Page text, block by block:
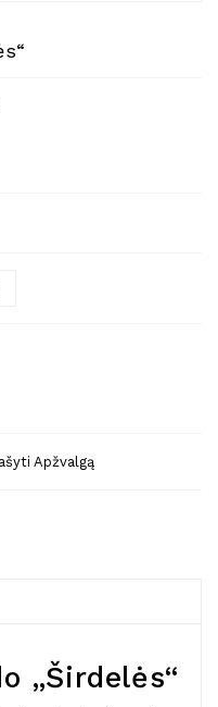
Apžvalgą
„Širdelės“